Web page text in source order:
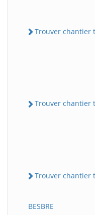
Trouver chantier
Trouver chantier
Trouver chantier
BESBRE